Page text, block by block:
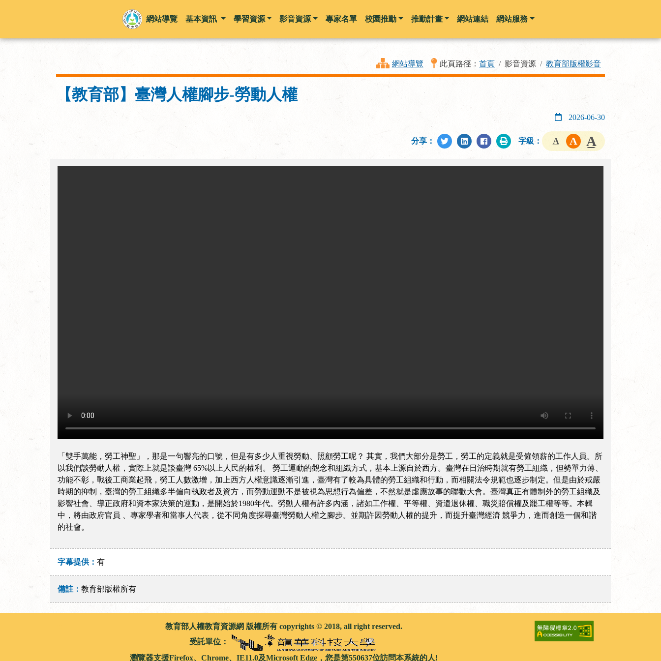
跳到主要內容
網站導覽 基本資訊 學習資源 影音資源 專家名單 校園推動 推動計畫 網站連結 網站服務
網站導覽 此頁路徑： 首頁 影音資源 教育部版權影音
【教育部】臺灣人權腳步-勞動人權
2026-06-30
分享： 字級：
「雙手萬能，勞工神聖」，那是一句響亮的口號，但是有多少人重視勞動、照顧勞工呢？ 其實，我們大部分是勞工，勞工的定義就是受僱領薪的工作人員。所
以我們談勞動人權，實際上就是談臺灣 65%以上人民的權利。 勞工運動的觀念和組織方式，基本上源自於西方。臺灣在日治時期就有勞工組織，但勢單力薄、
功能不彰，戰後工商業起飛，勞工人數激增，加上西方人權意識逐漸引進，臺灣有了較為具體的勞工組織和行動，而相關法令規範也逐步制定。但是由於戒嚴
時期的抑制，臺灣的勞工組織多半偏向執政者及資方，而勞動運動不是被視為思想行為偏差，不然就是虛應故事的聯歡大會。臺灣真正有體制外的勞工組織及
影響社會、導正政府和資本家決策的運動，是開始於1980年代。勞動人權有許多內涵，諸如工作權、平等權、資遣退休權、職災賠償權及罷工權等等。本輯
中，將由政府官員 、專家學者和當事人代表，從不同角度探尋臺灣勞動人權之腳步。並期許因勞動人權的提升，而提升臺灣經濟 競爭力，進而創造一個和諧
的社會。
字幕提供：有
備註：教育部版權所有
教育部人權教育資源網 版權所有 copyrights © 2018, all right reserved.
受託單位：
瀏覽器支援Firefox、Chrome、IE11.0及Microsoft Edge，您是第550637位訪問本系統的人!